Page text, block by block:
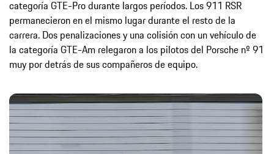
categoría GTE-Pro durante largos períodos. Los 911 RSR
permanecieron en el mismo lugar durante el resto de la
carrera. Dos penalizaciones y una colisión con un vehículo de
la categoría GTE-Am relegaron a los pilotos del Porsche nº 91
muy por detrás de sus compañeros de equipo.